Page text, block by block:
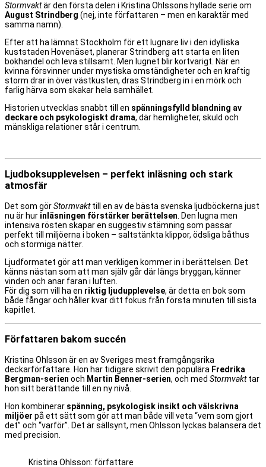
Stormvaktär den första delen i Kristina Ohlssons hyllade serie om
August Strindberg (nej, inte författaren – men en karaktär med
samma namn).
Efter att ha lämnat Stockholm för ett lugnare liv i den idylliska
kuststaden Hovenäset, planerar Strindberg att starta en liten
bokhandel och leva stillsamt. Men lugnet blir kortvarigt. När en
kvinna försvinner under mystiska omständigheter och en kraftig
storm drar in över västkusten, dras Strindberg in i en mörk och
farlig härva som skakar hela samhället.
Historien utvecklas snabbt till en spänningsfylld blandning av
deckare och psykologiskt drama, där hemligheter, skuld och
mänskliga relationer står i centrum.
Ljudboksupplevelsen – perfekt inläsning och stark
atmosfär
Det som görStormvakttill en av de bästa svenska ljudböckerna just
nu är hur inläsningen förstärker berättelsen . Den lugna men
intensiva rösten skapar en suggestiv stämning som passar
perfekt till miljöerna i boken – saltstänkta klippor, ödsliga båthus
och stormiga nätter.
Ljudformatet gör att man verkligen kommer in i berättelsen. Det
känns nästan som att man själv går där längs bryggan, känner
vinden och anar faran i luften.
För dig som vill ha en riktig ljudupplevelse, är detta en bok som
både fångar och håller kvar ditt fokus från första minuten till sista
kapitlet.
Författaren bakom succén
Kristina Ohlsson är en av Sveriges mest framgångsrika
deckarförfattare. Hon har tidigare skrivit den populära Fredrika
Bergman-serien och Martin Benner-serien, och med Stormvakttar
hon sitt berättande till en ny nivå.
Hon kombinerar spänning, psykologisk insikt och välskrivna
miljöer på ett sätt som gör att man både vill veta “vem som gjort
det” och “varför”. Det är sällsynt, men Ohlsson lyckas balansera det
med precision.
Kristina Ohlsson: författare